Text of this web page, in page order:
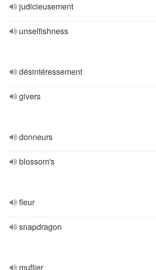
judicieusement
unselfishness
désintéressement
givers
donneurs
blossom's
fleur
snapdragon
muflier